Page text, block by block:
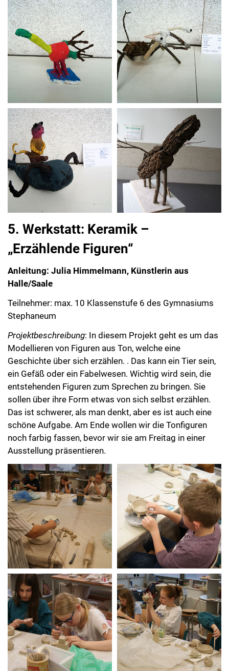
5. Werkstatt: Keramik –
„Erzählende Figuren“
Anleitung: Julia Himmelmann, Künstlerin aus
Halle/Saale
Teilnehmer: max. 10 Klassenstufe 6 des Gymnasiums
Stephaneum
Projektbeschreibung: In diesem Projekt geht es um das
Modellieren von Figuren aus Ton, welche eine
Geschichte über sich erzählen. . Das kann ein Tier sein,
ein Gefäß oder ein Fabelwesen. Wichtig wird sein, die
entstehenden Figuren zum Sprechen zu bringen. Sie
sollen über ihre Form etwas von sich selbst erzählen.
Das ist schwerer, als man denkt, aber es ist auch eine
schöne Aufgabe. Am Ende wollen wir die Tonfiguren
noch farbig fassen, bevor wir sie am Freitag in einer
Ausstellung präsentieren.